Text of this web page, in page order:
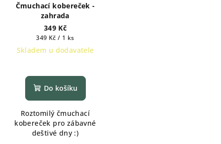
Čmuchací kobereček -
zahrada
349 Kč
Měrná
cena:
349 Kč / 1 ks
Skladem u dodavatele
Do košíku
Roztomilý čmuchací
kobereček pro zábavné
deštivé dny :)